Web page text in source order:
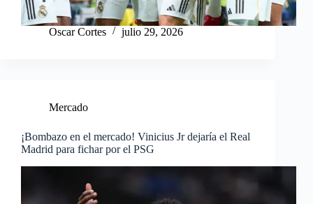
Oscar Cortes julio 29, 2026
Mercado
¡Bombazo en el mercado! Vinicius Jr dejaría el Real
Madrid para fichar por el PSG